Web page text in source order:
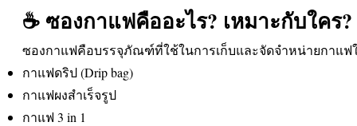
☕️ ซองกาแฟคืออะไร? เหมาะกับใคร?
ซองกาแฟคือบรรจุภัณฑ์ที่ใช้ในการเก็บและจัดจำหน่ายกาแฟ
กาแฟดริป (Drip bag)
กาแฟผงสำเร็จรูป
กาแฟ 3 in 1